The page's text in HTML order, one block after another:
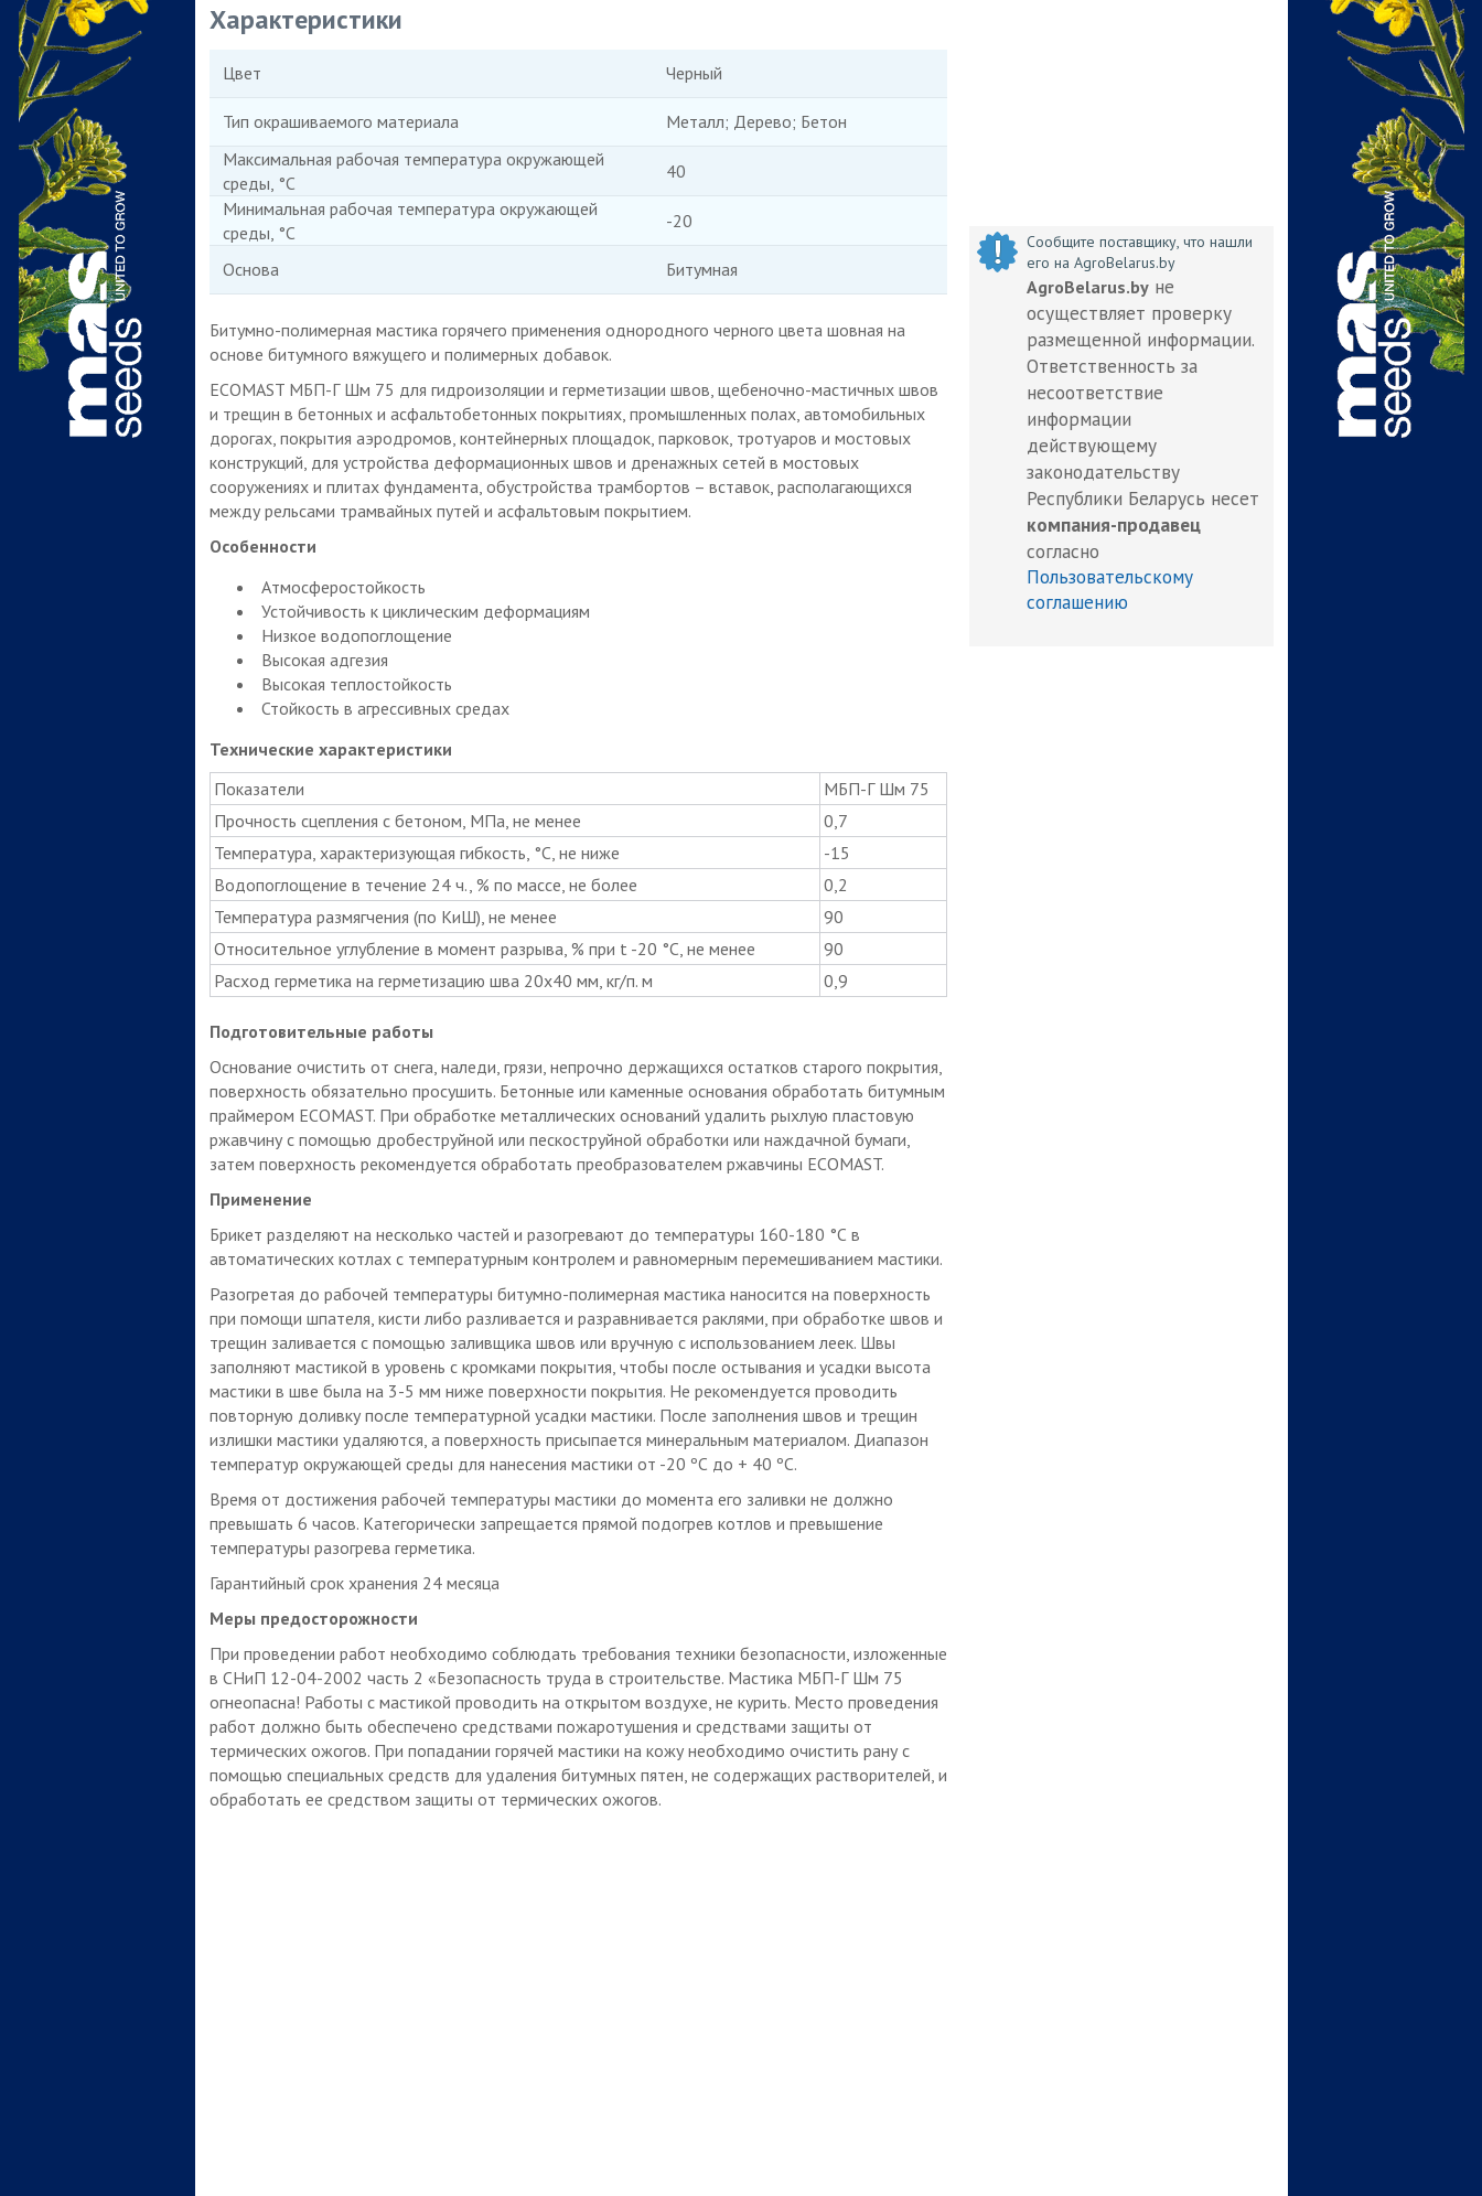
Характеристики
Цвет Черный
Тип окрашиваемого материала
Металл; Дерево; Бетон
Максимальная рабочая температура окружающей
среды, °С
40
Минимальная рабочая температура окружающей
среды, °С
-20
Основа Битумная
Битумно-полимерная мастика горячего применения однородного черного цвета шовная на
основе битумного вяжущего и полимерных добавок.
ECOMAST МБП-Г Шм 75 для гидроизоляции и герметизации швов, щебеночно-мастичных швов
и трещин в бетонных и асфальтобетонных покрытиях, промышленных полах, автомобильных
дорогах, покрытия аэродромов, контейнерных площадок, парковок, тротуаров и мостовых
конструкций, для устройства деформационных швов и дренажных сетей в мостовых
сооружениях и плитах фундамента, обустройства трамбортов – вставок, располагающихся
между рельсами трамвайных путей и асфальтовым покрытием.
Особенности
Атмосферостойкость
Устойчивость к циклическим деформациям
Низкое водопоглощение
Высокая адгезия
Высокая теплостойкость
Стойкость в агрессивных средах
Технические характеристики
Показатели
МБП-Г Шм 75
Прочность сцепления с бетоном, МПа, не менее
0,7
Температура, характеризующая гибкость, °C, не ниже
-15
Водопоглощение в течение 24 ч., % по массе, не более
0,2
Температура размягчения (по КиШ), не менее
90
Относительное углубление в момент разрыва, % при t -20 °С, не менее
90
Расход герметика на герметизацию шва 20х40 мм, кг/п. м
0,9
Подготовительные работы
Основание очистить от снега, наледи, грязи, непрочно держащихся остатков старого покрытия,
поверхность обязательно просушить. Бетонные или каменные основания обработать битумным
праймером ECOMAST. При обработке металлических оснований удалить рыхлую пластовую
ржавчину с помощью дробеструйной или пескоструйной обработки или наждачной бумаги,
затем поверхность рекомендуется обработать преобразователем ржавчины ECOMAST.
Применение
Брикет разделяют на несколько частей и разогревают до температуры 160-180 °С в
автоматических котлах с температурным контролем и равномерным перемешиванием мастики.
Разогретая до рабочей температуры битумно-полимерная мастика наносится на поверхность
при помощи шпателя, кисти либо разливается и разравнивается раклями, при обработке швов и
трещин заливается с помощью заливщика швов или вручную с использованием леек. Швы
заполняют мастикой в уровень с кромками покрытия, чтобы после остывания и усадки высота
мастики в шве была на 3-5 мм ниже поверхности покрытия. Не рекомендуется проводить
повторную доливку после температурной усадки мастики. После заполнения швов и трещин
излишки мастики удаляются, а поверхность присыпается минеральным материалом. Диапазон
температур окружающей среды для нанесения мастики от -20 ºС до + 40 ºС.
Время от достижения рабочей температуры мастики до момента его заливки не должно
превышать 6 часов. Категорически запрещается прямой подогрев котлов и превышение
температуры разогрева герметика.
Гарантийный срок хранения 24 месяца
Меры предосторожности
При проведении работ необходимо соблюдать требования техники безопасности, изложенные
в СНиП 12-04-2002 часть 2 «Безопасность труда в строительстве. Мастика МБП-Г Шм 75
огнеопасна! Работы с мастикой проводить на открытом воздухе, не курить. Место проведения
работ должно быть обеспечено средствами пожаротушения и средствами защиты от
термических ожогов. При попадании горячей мастики на кожу необходимо очистить рану с
помощью специальных средств для удаления битумных пятен, не содержащих растворителей, и
обработать ее средством защиты от термических ожогов.
Сообщите поставщику, что нашли
его на AgroBelarus.by
AgroBelarus.by не
осуществляет проверку
размещенной информации.
Ответственность за
несоответствие
информации
действующему
законодательству
Республики Беларусь несет
компания-продавец
согласно
Пользовательскому
соглашению